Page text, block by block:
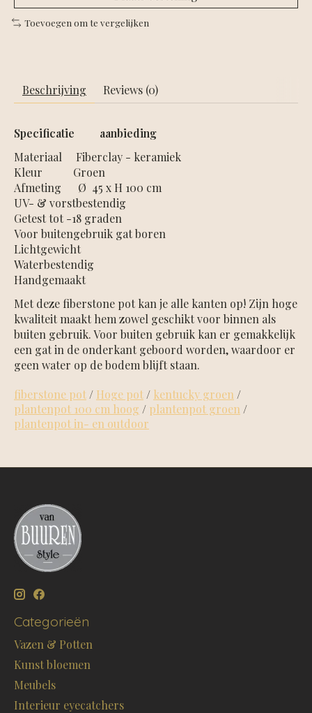
Toevoegen om te vergelijken
Beschrijving Reviews (0)
Specificatie aanbieding
Materiaal Fiberclay - keramiek
Kleur Groen
Afmeting Ø 45 x H 100 cm
UV- & vorstbestendig
Getest tot -18 graden
Voor buitengebruik gat boren
Lichtgewicht
Waterbestendig
Handgemaakt
Met deze fiberstone pot kan je alle kanten op! Zijn hoge
kwaliteit maakt hem zowel geschikt voor binnen als
buiten gebruik. Voor buiten gebruik kan er gemakkelijk
een gat in de onderkant geboord worden, waardoor er
geen water op de bodem blijft staan.
fiberstone pot / Hoge pot / kentucky groen /
plantenpot 100 cm hoog / plantenpot groen /
plantenpot in- en outdoor
Categorieën
Vazen & Potten
Kunst bloemen
Meubels
Interieur eyecatchers